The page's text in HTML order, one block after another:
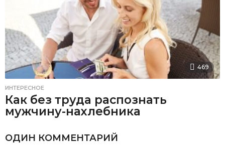
469
ИНТЕРЕСНОЕ
Как без труда распознать
мужчину-нахлебника
ОДИН КОММЕНТАРИЙ